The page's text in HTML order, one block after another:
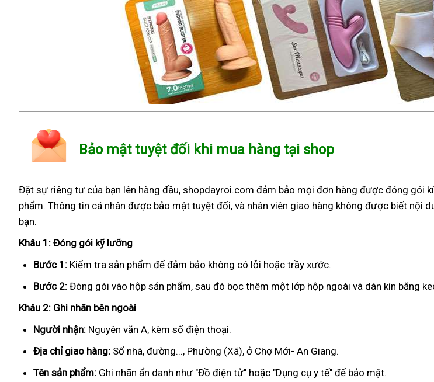
Bảo mật tuyệt đối khi mua hàng tại shop
Đặt sự riêng tư của bạn lên hàng đầu, shopdayroi.com đảm bảo mọi đơn hàng được đóng gói
phẩm. Thông tin cá nhân được bảo mật tuyệt đối, và nhân viên giao hàng không được biết nội
bạn.
Khâu 1: Đóng gói kỹ lưỡng
Bước 1: Kiểm tra sản phẩm để đảm bảo không có lỗi hoặc trầy xước.
Bước 2: Đóng gói vào hộp sản phẩm, sau đó bọc thêm một lớp hộp ngoài và dán kín băng
Khâu 2: Ghi nhãn bên ngoài
Người nhận: Nguyên văn A, kèm số điện thoại.
Địa chỉ giao hàng: Số nhà, đường..., Phường (Xã), ở Chợ Mới- An Giang.
Tên sản phẩm: Ghi nhãn ẩn danh như "Đồ điện tử" hoặc "Dụng cụ y tế" để bảo mật.